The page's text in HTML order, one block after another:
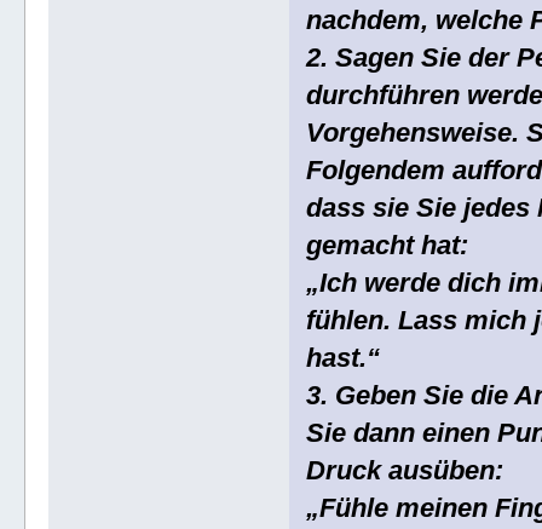
nachdem, welche
2. Sagen Sie der
durchführen
Vorgehensweise.
Folgendem
dass sie Sie jedes
gemacht hat:
„Ich werde dich
fühlen. Lass mich
hast.“
3. Geben Sie die
Sie dann einen
Druck ausüben:
„Fühle meinen